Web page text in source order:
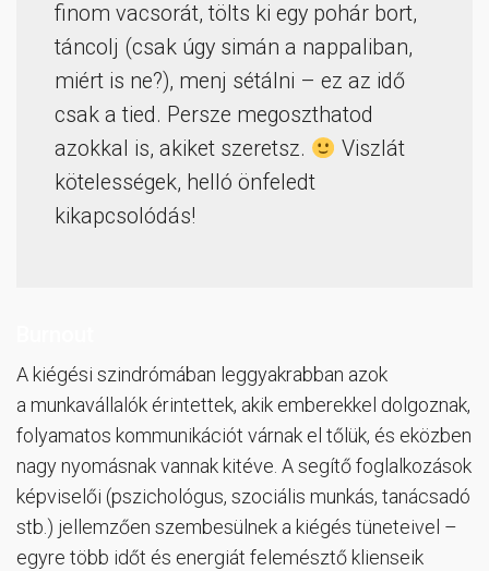
finom vacsorát, tölts ki egy pohár bort,
táncolj (csak úgy simán a nappaliban,
miért is ne?), menj sétálni – ez az idő
csak a tied. Persze megoszthatod
azokkal is, akiket szeretsz.
Viszlát
kötelességek, helló önfeledt
kikapcsolódás!
A kiégési szindrómában leggyakrabban azok
a munkavállalók érintettek, akik emberekkel dolgoznak,
folyamatos kommunikációt várnak el tőlük, és eközben
nagy nyomásnak vannak kitéve. A segítő foglalkozások
képviselői (pszichológus, szociális munkás, tanácsadó
stb.) jellemzően szembesülnek a kiégés tüneteivel –
egyre több időt és energiát felemésztő klienseik